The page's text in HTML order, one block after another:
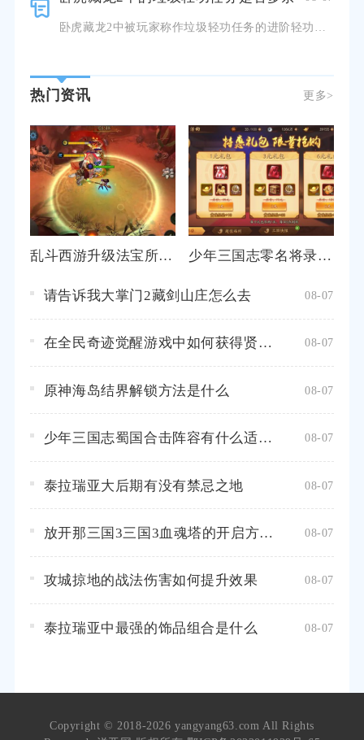
卧虎藏龙2中被玩家称作垃圾轻功任务的进阶轻功任务并不多余，只是任务流程的设计缺陷，容易让追求效率的玩
热门资讯 更多>
乱斗西游升级法宝所需材料有哪些 少年三国志零名将录在哪个地方可以找到
请告诉我大掌门2藏剑山庄怎么去 08-07
在全民奇迹觉醒游戏中如何获得贤者之石 08-07
原神海岛结界解锁方法是什么 08-07
少年三国志蜀国合击阵容有什么适合新手的推荐 08-07
泰拉瑞亚大后期有没有禁忌之地 08-07
放开那三国3三国3血魂塔的开启方式是什么 08-07
攻城掠地的战法伤害如何提升效果 08-07
泰拉瑞亚中最强的饰品组合是什么 08-07
Copyright © 2018-2026 yangyang63.com All Rights